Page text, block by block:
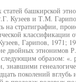
башкирской
Кузеев и Т.М.
на стратиграфии,
классификации
Гарипов, 1971;
двойных этнонимов
образом: «.
знавшими
поколений вглубь